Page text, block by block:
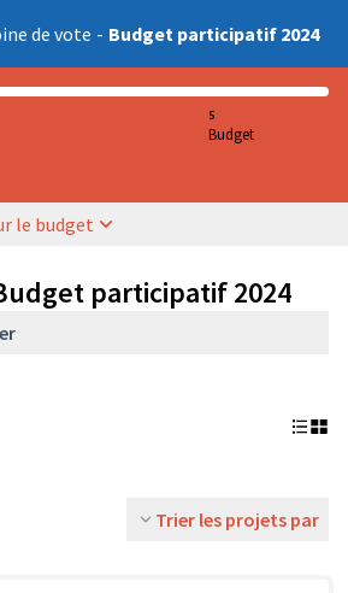
de vote - Budget participatif 2024
5
Budget
le budget
participatif 2024
Trier les projets par